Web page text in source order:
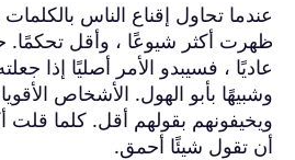
عندما تحاول إقناع الناس
ظهرت أكثر شيوعًا ، وأقل تحكمًا.
عاديًا ، فسيبدو الأمر أصليًا إذا
وشبيهًا بأبو الهول. الأشخاص
ويخيفونهم بقولهم أقل. كلما قلت
أن تقول شيئًا أحمق.